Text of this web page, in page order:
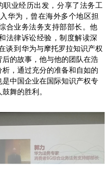
职业经历出发，分享了法务工
华为 ，曾在海外多个地区担
合业务法务支持部部长。他
法律诉讼经验 ，制度解读深
谈到 华为与摩托罗拉知识产权
后的故事， 他与他的团队在浩
，通过充分的准备和自如的
是中国企业在国际知识产权专
鼓舞的胜利 。